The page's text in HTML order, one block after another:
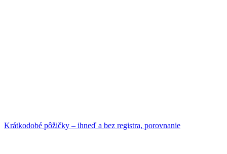
Krátkodobé pôžičky – ihneď a bez registra, porovnanie